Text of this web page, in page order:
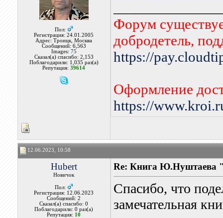
Пол:
Регистрация: 24.01.2005
Адрес: Троицк, Москва
Сообщений: 6,563
Images: 75
Сказал(а) спасибо: 2,153
Поблагодарили: 1,035 раз(а)
Репутация:39614
Форум
добродетель,
https://
Оформление
https://
12.06.2023, 10:58
Hubert
Новичок
Пол:
Регистрация: 12.06.2023
Сообщений: 2
Сказал(а) спасибо: 0
Поблагодарили: 0 раз(а)
Репутация: 10
Re: Книга Ю.Нуштаева
Спасибо, что
замечательная